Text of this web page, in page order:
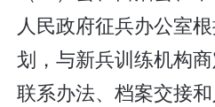
人民政府征兵办公室
划，与新兵训练机构商
联系办法、档案交接